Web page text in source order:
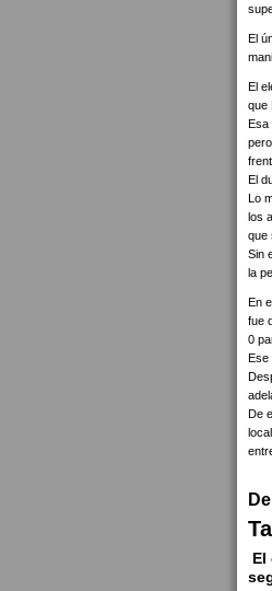
El
El
que
Esa
El
Lo
los
que
Sin
la
En
fue
0
Ese
De
El